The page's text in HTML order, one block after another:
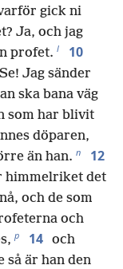
gick ni
Ja, och jag
profet. l 10
Jag sänder
ska bana väg
som har blivit
döparen,
än han. n 12
himmelriket det
och de som
och
p 14 och
så är han den